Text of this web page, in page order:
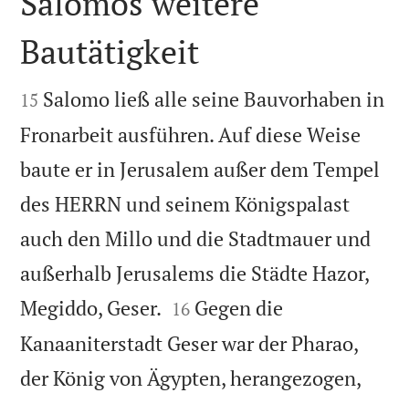

Bautätigkeit

15 Salomo ließ alle seine Bauvorhaben in
Fronarbeit ausführen. Auf diese Weise
baute er in Jerusalem außer dem Tempel
des HERRN und seinem Königspalast
auch den Millo und die Stadtmauer und
außerhalb Jerusalems die Städte Hazor,
Megiddo, Geser. 

16 Gegen die
Kanaaniterstadt Geser war der Pharao,
der König von Ägypten, herangezogen,